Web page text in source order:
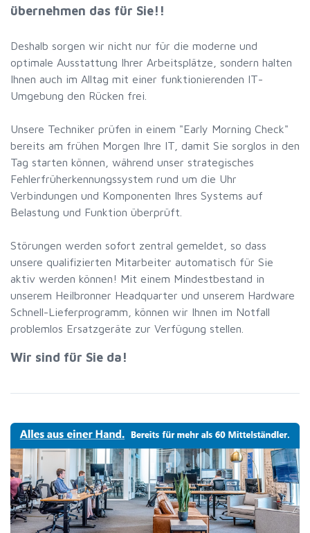
übernehmen das für Sie!!
Deshalb sorgen wir nicht nur für die moderne und
optimale Ausstattung Ihrer Arbeitsplätze, sondern halten
Ihnen auch im Alltag mit einer funktionierenden IT-
Umgebung den Rücken frei.
Unsere Techniker prüfen in einem "Early Morning Check"
bereits am frühen Morgen Ihre IT, damit Sie sorglos in den
Tag starten können, während unser strategisches
Fehlerfrüherkennungssystem rund um die Uhr
Verbindungen und Komponenten Ihres Systems auf
Belastung und Funktion überprüft.
Störungen werden sofort zentral gemeldet, so dass
unsere qualifizierten Mitarbeiter automatisch für Sie
aktiv werden können! Mit einem Mindestbestand in
unserem Heilbronner Headquarter und unserem Hardware
Schnell-Lieferprogramm, können wir Ihnen im Notfall
problemlos Ersatzgeräte zur Verfügung stellen.
Wir sind für Sie da!